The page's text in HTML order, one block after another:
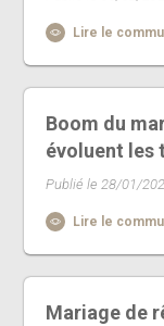
Lire le
Boom du
évoluent les
Publié le 28/01/
Lire le
Mariage de